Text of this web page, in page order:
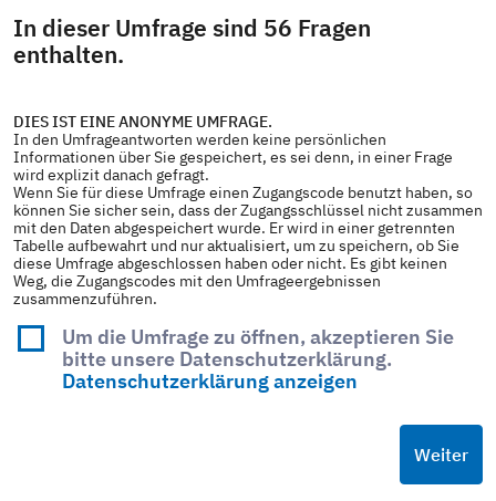
In dieser Umfrage sind 56 Fragen
enthalten.
DIES IST EINE ANONYME UMFRAGE.
In den Umfrageantworten werden keine persönlichen
Informationen über Sie gespeichert, es sei denn, in einer Frage
wird explizit danach gefragt.
Wenn Sie für diese Umfrage einen Zugangscode benutzt haben, so
können Sie sicher sein, dass der Zugangsschlüssel nicht zusammen
mit den Daten abgespeichert wurde. Er wird in einer getrennten
Tabelle aufbewahrt und nur aktualisiert, um zu speichern, ob Sie
diese Umfrage abgeschlossen haben oder nicht. Es gibt keinen
Weg, die Zugangscodes mit den Umfrageergebnissen
zusammenzuführen.
Um die Umfrage zu öffnen, akzeptieren Sie
bitte unsere Datenschutzerklärung.
Datenschutzerklärung anzeigen
Weiter